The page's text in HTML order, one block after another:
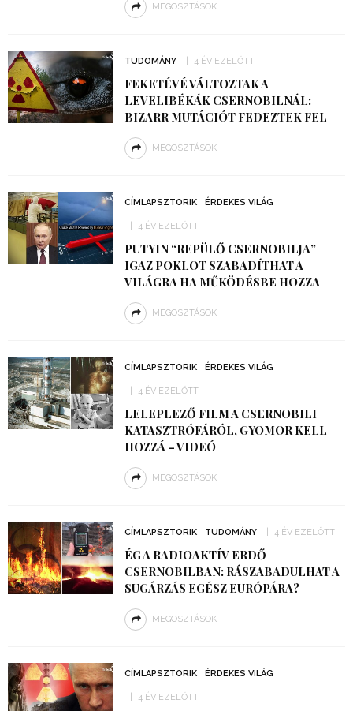
MEGOSZTÁSOK
TUDOMÁNY 4 ÉV EZELŐTT
FEKETÉVÉ VÁLTOZTAK A
LEVELIBÉKÁK CSERNOBILNÁL:
BIZARR MUTÁCIÓT FEDEZTEK FEL
MEGOSZTÁSOK
CÍMLAPSZTORIK ÉRDEKES VILÁG
4 ÉV EZELŐTT
PUTYIN “REPÜLŐ CSERNOBILJA”
IGAZ POKLOT SZABADÍTHAT A
VILÁGRA HA MŰKÖDÉSBE HOZZA
MEGOSZTÁSOK
CÍMLAPSZTORIK ÉRDEKES VILÁG
4 ÉV EZELŐTT
LELEPLEZŐ FILM A CSERNOBILI
KATASZTRÓFÁRÓL, GYOMOR KELL
HOZZÁ – VIDEÓ
MEGOSZTÁSOK
CÍMLAPSZTORIK TUDOMÁNY 4 ÉV EZELŐTT
ÉG A RADIOAKTÍV ERDŐ
CSERNOBILBAN: RÁSZABADULHAT A
SUGÁRZÁS EGÉSZ EURÓPÁRA?
MEGOSZTÁSOK
CÍMLAPSZTORIK ÉRDEKES VILÁG
4 ÉV EZELŐTT